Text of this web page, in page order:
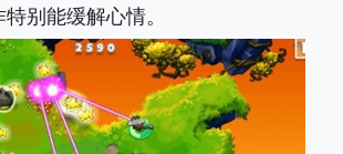
别能缓解心情。